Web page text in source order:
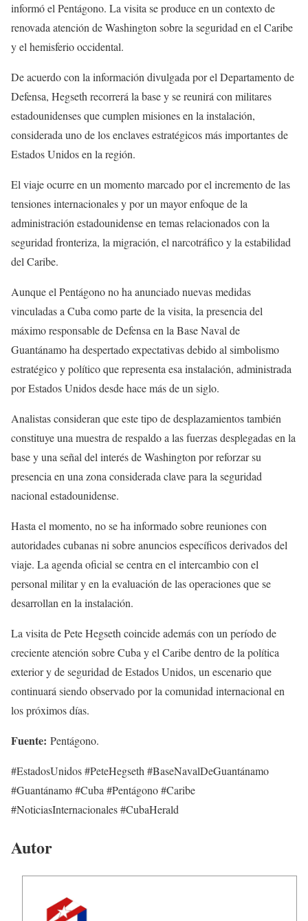
informó el Pentágono. La visita se produce en un contexto de
renovada atención de Washington sobre la seguridad en el Caribe
y el hemisferio occidental.
De acuerdo con la información divulgada por el Departamento de
Defensa, Hegseth recorrerá la base y se reunirá con militares
estadounidenses que cumplen misiones en la instalación,
considerada uno de los enclaves estratégicos más importantes de
Estados Unidos en la región.
El viaje ocurre en un momento marcado por el incremento de las
tensiones internacionales y por un mayor enfoque de la
administración estadounidense en temas relacionados con la
seguridad fronteriza, la migración, el narcotráfico y la estabilidad
del Caribe.
Aunque el Pentágono no ha anunciado nuevas medidas
vinculadas a Cuba como parte de la visita, la presencia del
máximo responsable de Defensa en la Base Naval de
Guantánamo ha despertado expectativas debido al simbolismo
estratégico y político que representa esa instalación, administrada
por Estados Unidos desde hace más de un siglo.
Analistas consideran que este tipo de desplazamientos también
constituye una muestra de respaldo a las fuerzas desplegadas en la
base y una señal del interés de Washington por reforzar su
presencia en una zona considerada clave para la seguridad
nacional estadounidense.
Hasta el momento, no se ha informado sobre reuniones con
autoridades cubanas ni sobre anuncios específicos derivados del
viaje. La agenda oficial se centra en el intercambio con el
personal militar y en la evaluación de las operaciones que se
desarrollan en la instalación.
La visita de Pete Hegseth coincide además con un período de
creciente atención sobre Cuba y el Caribe dentro de la política
exterior y de seguridad de Estados Unidos, un escenario que
continuará siendo observado por la comunidad internacional en
los próximos días.
Fuente: Pentágono.
#EstadosUnidos #PeteHegseth #BaseNavalDeGuantánamo
#Guantánamo #Cuba #Pentágono #Caribe
#NoticiasInternacionales #CubaHerald
Autor